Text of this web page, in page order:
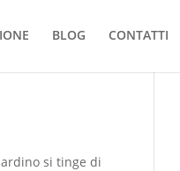
BLOG CONTATTI
si tinge di